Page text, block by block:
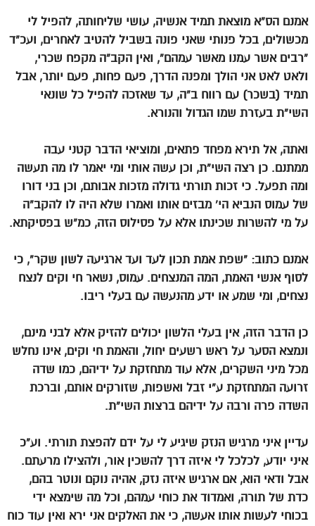
אמנם הס”א מוצאת תמיד אנשיה, עושי שליחותה, להפיל לי
מכשולים, בכל פנותי שאני פונה בשביל להטיב לאחרים, ועכ”ד
“רבים אשר עמנו מאשר עמהם”, ואין הקב”ה מקפח שכרי,
ולאט לאט אני הולך ומפנה הדרך, פעם פחות, פעם יותר, אבל
תמיד (בשכר) עם רווח ב”ה, עד שאזכה להפיל כל שונאי
השי”ת בעזרת שמו הגדול והנורא.
ואתה, אל תירא מפחד פתאים, ומוציאי הדבר קטני עבה
ממתנם. כן רצה השי”ת, וכן עשה אותי ומי יאמר לו מה תעשה
ומה תפעל. כי זכות תורתי גדולה מזכות אבותם, וכן בני דורו
של עמוס הנביא הי’ מבזים אותו ואמרו שלא היה לו להקב”ה
על מי להשרות שכינתו אלא על פסילוס הזה, כמ”ש בפסיקתא.
אמנם כתוב: “שפת אמת תכון לעד ועד ארגיעה לשון שקר”, כי
לסוף אנשי האמת, המה המנצחים. עמוס, נשאר חי וקים לנצח
נצחים, ומי שמע או ידע מהנעשה עם בעלי ריבו.
כן הדבר הזה, אין בעלי הלשון יכולים להזיק אלא לבני מינם,
ונמצא הסער על ראש רשעים יחול, והאמת חי וקים, אינו נחלש
מכל מיני השקרים, אלא עוד מתחזקת על ידיהם, כמו שדה
זרועה המתחזקת ע”י זבל ואשפות, שזורקים אותם, וברכת
השדה פרה ורבה על ידיהם ברצות השי”ת.
עדיין איני מרגיש הנזק שיגיע לי על ידם להפצת תורתי. וע”כ
איני יודע, לכלכל לי איזה דרך להשכין אור, ולהצילו מרעתם.
אבל ודאי הוא, אם ארגיש איזה נזק, אהיה נוקם ונוטר בהם,
כדת של תורה, ואמדוד את כוחי עמהם, וכל מה שימצא ידי
בכוחי לעשות אותו אעשה, כי את האלקים אני ירא ואין עוד כוח